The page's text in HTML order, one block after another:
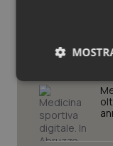
Tumori del
Tumori
Ulcera &
Vaccini